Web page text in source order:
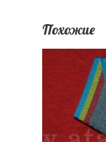
Похожие